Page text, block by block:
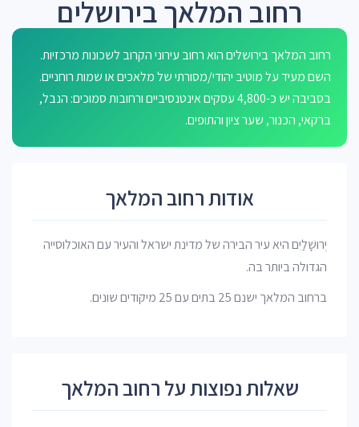
רחוב המלאך בירושלים
רחוב המלאך בירושלים הוא רחוב עירוני הקרוב לשכונות מרכזיות.
השם מעיד על מוטיב יהודי/מסורתי של מלאכים או שמות רוחניים.
בסביבה יש כ-4,800 עסקים אינטנסיביים ורחובות סמוכים: הנבל,
ברקאי, הכנור, שער ציון והתופים.
אודות רחוב המלאך
יְרוּשָׁלַיִם היא עיר הבירה של מדינת ישראל והעיר עם האוכלוסייה
הגדולה ביותר בה.
ברחוב המלאך ישנם 25 בתים עם 25 מיקודים שונים.
שאלות נפוצות על רחוב המלאך